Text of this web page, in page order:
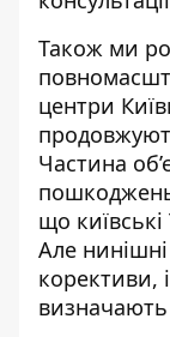
Також ми
центри
Частина
що
Але нинішні
корективи,